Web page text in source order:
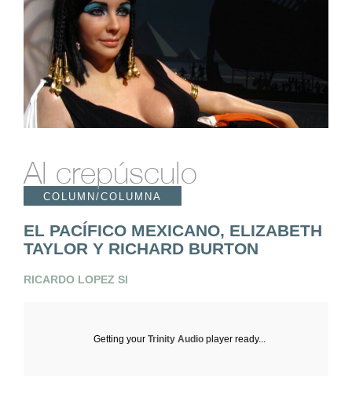
Al crepúsculo
COLUMN/COLUMNA
EL PACÍFICO MEXICANO, ELIZABETH
TAYLOR Y RICHARD BURTON
RICARDO LOPEZ SI
Getting yourTrinity Audio player ready...